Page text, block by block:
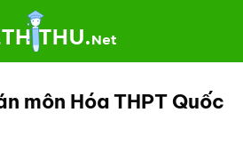
môn Hóa THPT Quốc